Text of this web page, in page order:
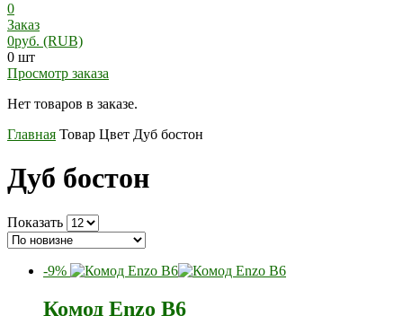
0
Заказ
0руб. (RUB)
0 шт
Просмотр заказа
Нет товаров в заказе.
Главная Товар Цвет Дуб бостон
Дуб бостон
Показать
-9%
Комод Enzo B6